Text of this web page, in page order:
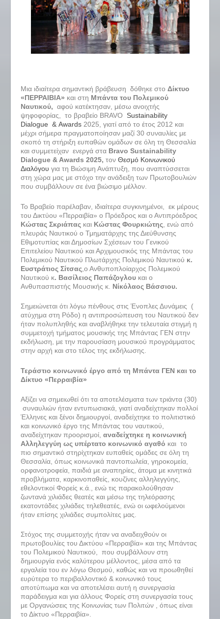
Μια ιδιαίτερα σημαντική βράβευση δόθηκε στοΔίκτυο
«ΠΕΡΡΑΙΒΙΑ» και στη Μπάντα του Πολεμικού
Ναυτικού, αφού κατέκτησαν, μέσω ανοιχτής
ψηφοφορίας, το βραβείο BRAVO
Sustainability
Dialogue & Awards 2025, γιατί από το έτος 2012 και
μέχρι σήμερα πραγματοποίησαν μαζί 30 συναυλίες με
σκοπό τη στήριξη ευπαθών ομάδων σε όλη τη Θεσσαλία
και συμμετείχαν ενεργά στα Bravo Sustainability
Dialogue &Awards 2025,τονΘεσμό Κοινωνικού
Διαλόγου για τη Βιώσιμη Ανάπτυξη, που αναπτύσσεται
στη χώρα μας με στόχο την ανάδειξη των Πρωτοβουλιών
που συμβάλλουν σε ένα βιώσιμο μέλλον.
Το Βραβείο παρέλαβαν, ιδιαίτερα συγκινημένοι, εκ μέρους
του Δικτύου «Περραιβία» ο Πρόεδρος και ο Αντιπρόεδρος
Κώστας Σκριάπας και Κώστας Φουρκιώτης , ενώ από
πλευράς Ναυτικού ο Τμηματάρχης της Διεύθυνσης
Εθιμοτυπίας και Δημοσίων Σχέσεων του Γενικού
Επιτελείου Ναυτικού και Αρχιμουσικός της Μπάντας του
Πολεμικού Ναυτικού Πλωτάρχης Πολεμικού Ναυτικού κ.
Ευστράτιος Σίτσας ,ο Ανθυποπλοίαρχος Πολεμικού
Ναυτικού κ. Βασίλειος Παπάζογλου και ο
Ανθυπασπιστής Μουσικής κ. Νίκόλαος Βάσσιου.
Σημειώνεται ότι λόγω πένθους στις Ένοπλες Δυνάμεις (
ατύχημα στη Ρόδο) η αντιπροσώπευση του Ναυτικού δεν
ήταν πολυπληθής και αναβλήθηκε την τελευταία στιγμή η
συμμετοχή τμήματος μουσικής της Μπάντας ΓΕΝ στην
εκδήλωση, με την παρουσίαση μουσικού προγράμματος
στην αρχή και στο τέλος της εκδήλωσης.
Τεράστιο κοινωνικό έργο από τη Μπάντα ΓΕΝ και το
Δίκτυο «Περραιβία»
Αξίζει να σημειωθεί ότι τα αποτελέσματα των τριάντα (30)
συναυλιών ήταν εντυπωσιακά, γιατί αναδείχτηκαν πολλοί
Έλληνες και ξένοι δημιουργοί, αναδείχτηκε το πολιτιστικό
και κοινωνικό έργο της Μπάντας του ναυτικού,
αναδείχτηκαν προορισμοί,αναδείχτηκε η κοινωνική
Αλληλεγγύη ως υπέρτατο κοινωνικό αγαθό και το
πιο σημαντικό στηρίχτηκαν ευπαθείς ομάδες σε όλη τη
Θεσσαλία, όπως κοινωνικά παντοπωλεία, γηροκομεία,
ορφανοτροφεία, παιδιά με αναπηρίες, άτομα με κινητικά
προβλήματα, καρκινοπαθείς, κουζίνες αλληλεγγύης,
εθελοντικοί Φορείς κ.ά., ενώ τις παρακολούθησαν
ζωντανά χιλιάδες θεατές και μέσω της τηλεόρασης
εκατοντάδες χιλιάδες τηλεθεατές, ενώ οι ωφελούμενοι
ήταν επίσης χιλιάδες συμπολίτες μας.
Στόχος της συμμετοχής ήταν να αναδειχθούν οι
πρωτοβουλίες του Δικτύου «Περραιβία» και της Μπάντας
του Πολεμικού Ναυτικού, που συμβάλλουν στη
δημιουργία ενός καλύτερου μέλλοντος, μέσα από τα
εργαλεία του εν λόγω Θεσμού, καθώς και να προωθηθεί
ευρύτερα το περιβαλλοντικό & κοινωνικό τους
αποτύπωμα και να αποτελέσει αυτή η συνεργασία
παράδειγμα και για άλλους Φορείς στη συνεργασία τους
με Οργανώσεις της Κοινωνίας των Πολιτών , όπως είναι
το Δίκτυο «Περραιβία».